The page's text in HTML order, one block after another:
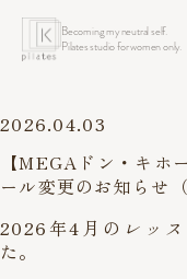
Becoming my neutral self.
Pilates studio for women only.
2026.04.03
【MEGAドン・キホ
ール変更のお知らせ
2026年4月の レッ
た。